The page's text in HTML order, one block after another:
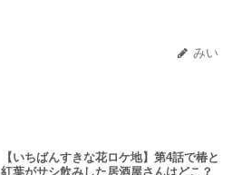
みい
【いちばんすきな花ロケ地】第4話で椿と
紅葉がサシ飲みした居酒屋さんはどこ？